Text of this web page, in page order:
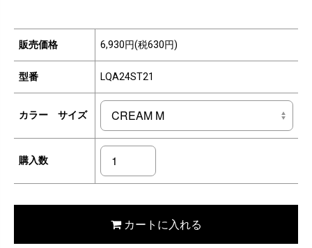
販売価格 6,930円(税630円)
型番 LQA24ST21
カラー サイズ
購入数
カートに入れる